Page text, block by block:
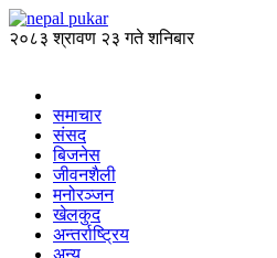
२०८३ श्रावण २३ गते शनिबार
समाचार
संसद
बिजनेस
जीवनशैली
मनोरञ्जन
खेलकुद
अन्तर्राष्ट्रिय
अन्य